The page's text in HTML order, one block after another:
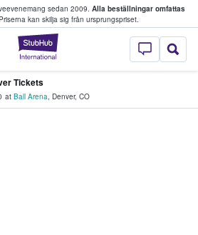
sedan 2009. Alla beställningar omfattas
Priserna kan skilja sig från ursprungspriset.
StubHub – där
biljetter.
Tickets
at Ball Arena, Denver, CO